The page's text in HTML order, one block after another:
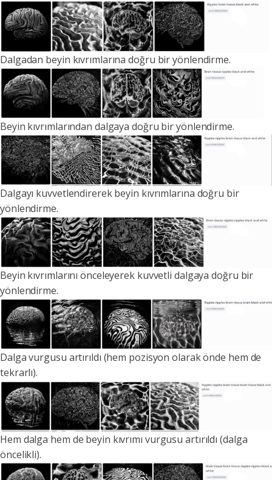
Dalgadan beyin kıvrımlarına doğru bir yönlendirme.
Beyin kıvrımlarından dalgaya doğru bir yönlendirme.
Dalgayı kuvvetlendirerek beyin kıvrımlarına doğru bir
yönlendirme.
Beyin kıvrımlarını önceleyerek kuvvetli dalgaya doğru bir
yönlendirme.
Dalga vurgusu artırıldı (hem pozisyon olarak önde hem de
tekrarlı).
Hem dalga hem de beyin kıvrımı vurgusu artırıldı (dalga
öncelikli).